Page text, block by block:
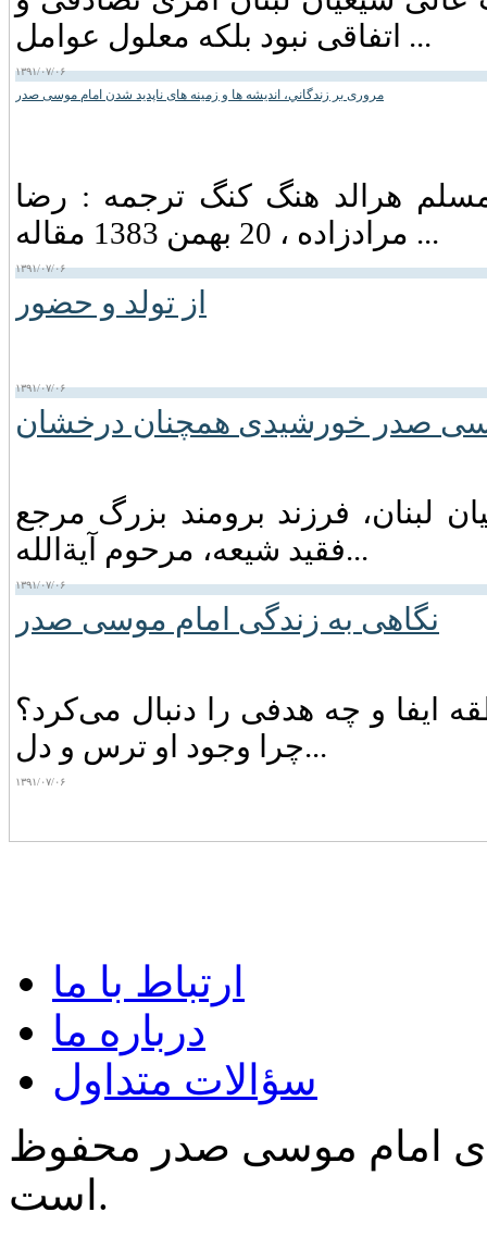
اتفاقی نبود بلکه معلول عوامل ...
۱۳۹۱/۰۷/۰۶
مروری بر زندگاني، انديشه ها و زمينه های ناپديد شدن امام موسی صدر
هرالد هنگ كنگ ترجمه : رضا
مرادزاده ، 20 بهمن 1383 مقاله ...
۱۳۹۱/۰۷/۰۶
از تولد و حضور
۱۳۹۱/۰۷/۰۶
صدر خورشیدی همچنان درخشان
لبنان‏، فرزند برومند بزرگ مرجع
فقید شیعه‏، مرحوم آیةالله...
۱۳۹۱/۰۷/۰۶
نگاهی به زندگی امام موسی صدر
و چه‌ هدفی‌ را دنبال‌ می‌کرد؟
چرا وجود او ترس‌ و دل...
۱۳۹۱/۰۷/۰۶
ارتباط با ما
درباره ما
سؤالات متداول
امام موسی صدر محفوظ
است.